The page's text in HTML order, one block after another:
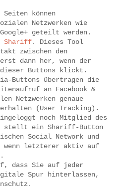
können
Netzwerken wie
geteilt werden.
Shariff. Dieses Tool
zwischen den
dann her, wenn der
Buttons klickt.
Buttons übertragen die
an Facebook &
Netzwerken genaue
(User Tracking).
noch Mitglied des
stellt ein Shariff-Button
Social Network und
wenn letzterer aktiv auf
dass Sie auf jeder
Spur hinterlassen,